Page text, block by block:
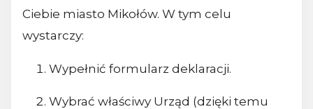
Ciebie miasto Mikołów. W tym celu
wystarczy:
Wypełnić formularz deklaracji.
Wybrać właściwy Urząd (dzięki temu